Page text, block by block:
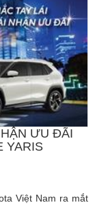
ƯU ĐÃI
YARIS
Việt Nam ra mắt